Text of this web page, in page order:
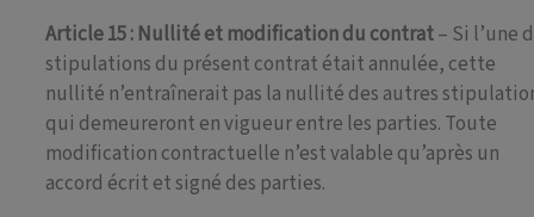
Article 15 : Nullité et modification du contrat– Si l’une
stipulations du présent contrat était annulée, cette
nullité n’entraînerait pas la nullité des autres
qui demeureront en vigueur entre les parties. Toute
modification contractuelle n’est valable qu’après un
accord écrit et signé des parties.